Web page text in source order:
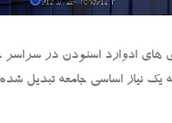
های ادوارد اسنودن در سراسر
به یک نیاز اساسی جامعه تبدیل